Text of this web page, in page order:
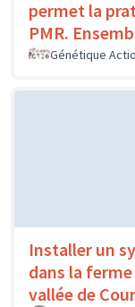
permet la
PMR.
Génétique
Installer un
dans la
vallée de